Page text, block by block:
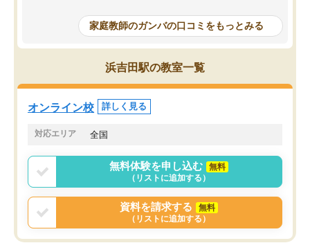
めて1年ほどだった今では平均点以上の
科目が増えてきました！あと1年受験ま
であるので無料の週末教室を使用しな
がら頑張って欲しいと思います！
問できるのでとても助か
家庭教師のガンバの口コミをもっとみる
浜吉田駅の教室一覧
オンライン校 詳しく見る
対応エリア 全国
無料体験を申し込む
無料
（リストに追加する）
資料を請求する
無料
（リストに追加する）